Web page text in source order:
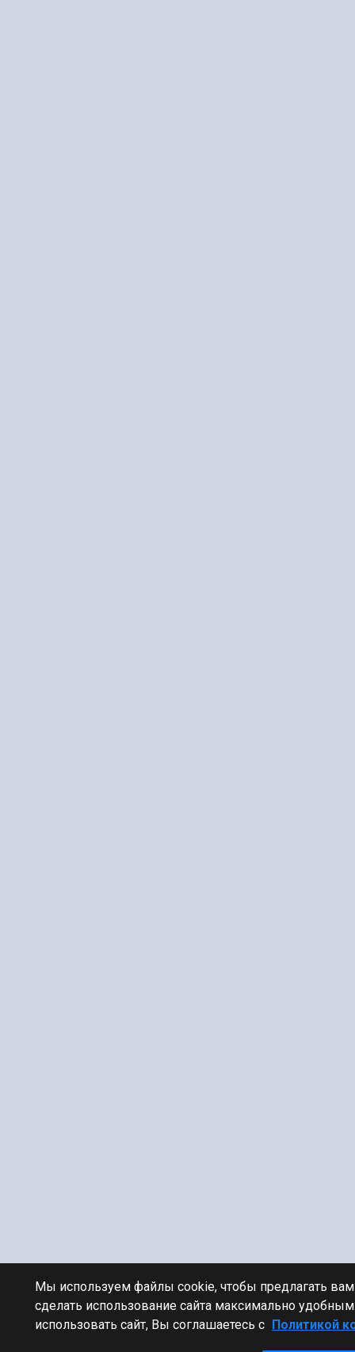
Мы используем файлы cookie, чтобы предлагать
сделать использование сайта максимально
использовать сайт, Вы соглашаетесь с Политикой